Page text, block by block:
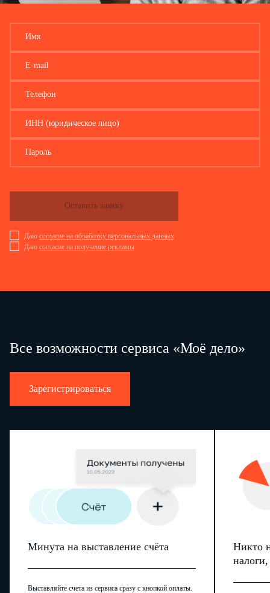
Имя
E-mail
Телефон
ИНН (юридическое лицо)
Пароль
Даю согласие на обработку персональных данных
Даю согласие на получение рекламы
Оставить заявку
Все возможности сервиса «Моё дело»
Зарегистрироваться
Минута на выставление счёта
Выставляйте счета из сервиса сразу с кнопкой оплаты.
Никто